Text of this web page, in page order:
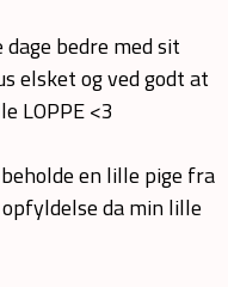
bedre med sit
elsket og ved godt at
LOPPE <3
en lille pige fra
da min lille